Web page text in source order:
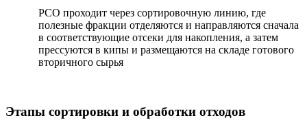
РСО проходит через сортировочную линию, где
полезные фракции отделяются и направляются сначала
в соответствующие отсеки для накопления, а затем
прессуются в кипы и размещаются на складе готового
вторичного сырья
Этапы сортировки и обработки отходов